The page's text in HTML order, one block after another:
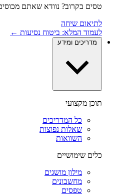
טסים בקרוב? נוודא שאתם
לתיאום שיחה
לעמוד המלא: ביטוח נסיעות ←
מדריכים ומידע
תוכן מקצועי
כל המדריכים
שאלות נפוצות
השוואות
כלים שימושיים
מילון מושגים
מחשבונים
טפסים